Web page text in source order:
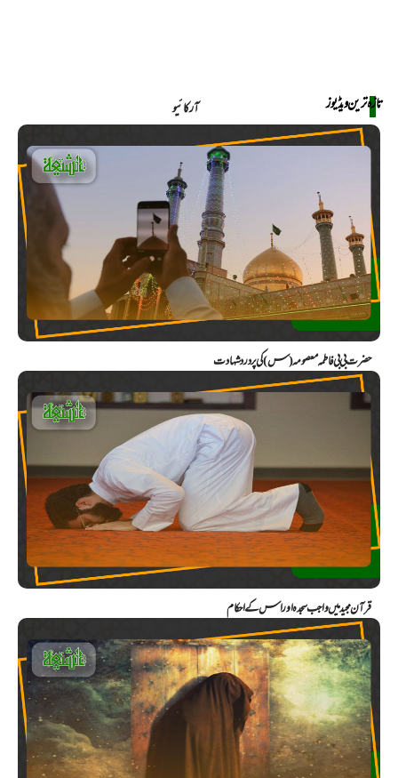
تازہ ترین ویڈیوز آرکائیو
حضرت بی بی فاطمہ معصومہ (س) کی پر درد شہادت
قرآن مجید میں واجب سجدہ اور اس کے احکام